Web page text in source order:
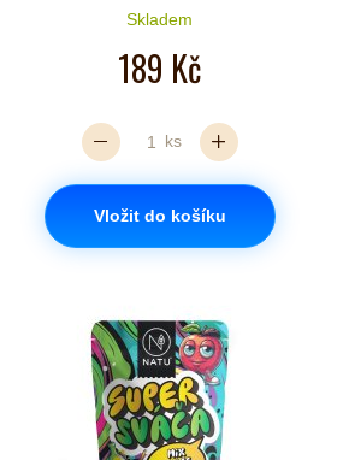
Počet hvězdiček je 5 z 5
Skladem
189 Kč
ks
Vložit do košíku